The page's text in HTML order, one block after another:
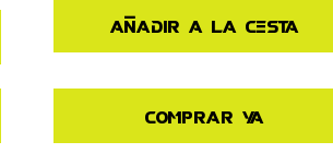
Añadir a la cesta
Comprar ya